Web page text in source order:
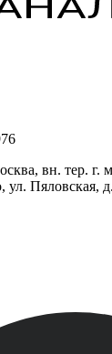
вн. тер. г.
ул. Пяловская,